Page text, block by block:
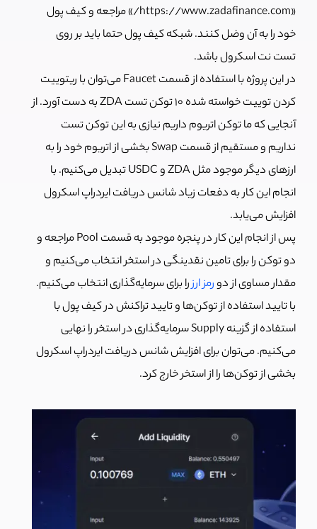
«https://www.zadafinance.com/» مراجعه و کیف پول
خود را به آن وضل کنند. شبکه کیف پول حتما باید بر روی
تست نت اسکرول باشد.
در این پروژه با استفاده از قسمت Faucet می‌توان با ریتوییت
کردن توییت خواسته شده 10 توکن تست ZDA به دست آورد. از
آنجایی که ما توکن اتریوم داریم نیازی به این توکن تست
نداریم و مستقیم از قسمت Swap بخشی از اتریوم خود را به
ارزهای دیگر موجود مثل ZDA و USDC تبدیل می‌کنیم. با
انجام این کار به دفعات زیاد شانس دریافت ایردراپ اسکرول
افزایش می‌یابد.
پس از انجام این کار در پنجره موجود به قسمت Pool مراجعه و
دو توکن را برای تامین نقدینگی در استخر انتخاب می‌کنیم و
مقدار مساوی از دورمز ارزرا برای سرمایه‌گذاری انتخاب می‌کنیم.
با تایید استفاده از توکن‌ها و تایید تراکنش در کیف پول با
استفاده از گزینه Supply سرمایه‌گذاری در استخر را نهایی
می‌کنیم. می‌توان برای افزایش شانس دریافت ایردراپ اسکرول
بخشی از توکن‌ها را از استخر خارج کرد.